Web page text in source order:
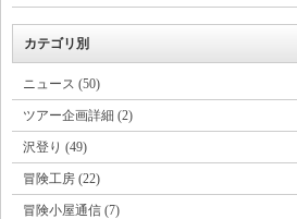
カテゴリ別
ニュース (50)
ツアー企画詳細 (2)
沢登り (49)
冒険工房 (22)
冒険小屋通信 (7)